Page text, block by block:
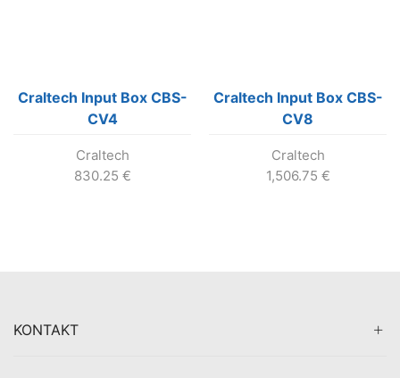
Craltech Input Box CBS-
CV4
Craltech
830.25 €
Craltech Input Box CBS-
CV8
Craltech
1,506.75 €
KONTAKT